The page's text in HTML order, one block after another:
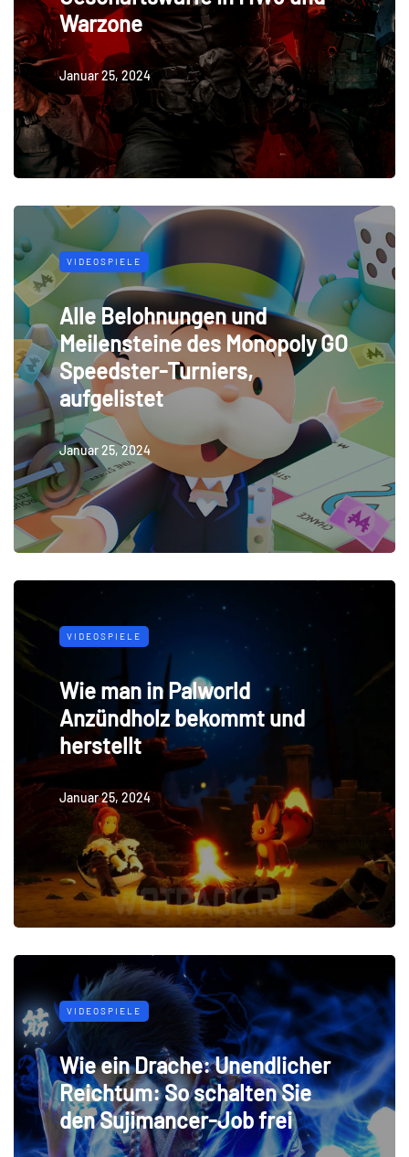
Warzone
Januar 25, 2024
VIDEOSPIELE
Alle Belohnungen und
Meilensteine ​​des Monopoly GO
Speedster-Turniers,
aufgelistet
Januar 25, 2024
VIDEOSPIELE
Wie man in Palworld
Anzündholz bekommt und
herstellt
Januar 25, 2024
VIDEOSPIELE
Wie ein Drache: Unendlicher
Reichtum: So schalten Sie
den Sujimancer-Job frei